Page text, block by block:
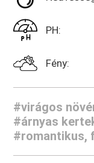
PH:
Fény:
#virágos
#árnyas
#romantikus,